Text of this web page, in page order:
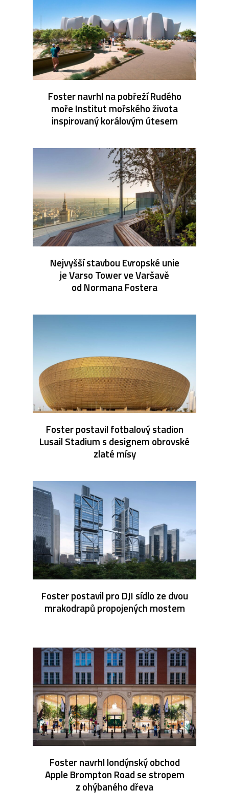
Foster navrhl na pobřeží Rudého
moře Institut mořského života
inspirovaný korálovým útesem
Nejvyšší stavbou Evropské unie
je Varso Tower ve Varšavě
od Normana Fostera
Foster postavil fotbalový stadion
Lusail Stadium s designem obrovské
zlaté mísy
Foster postavil pro DJI sídlo ze dvou
mrakodrapů propojených mostem
Foster navrhl londýnský obchod
Apple Brompton Road se stropem
z ohýbaného dřeva